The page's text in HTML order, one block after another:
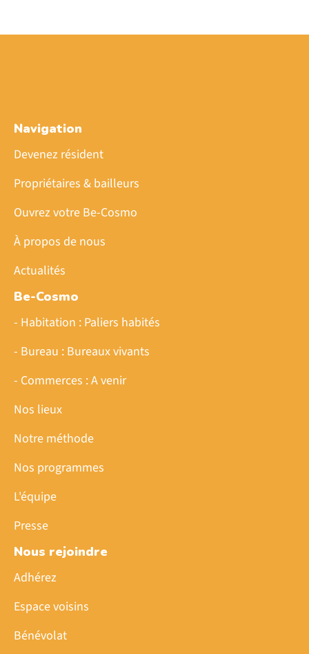
Navigation
Devenez résident
Propriétaires & bailleurs
Ouvrez votre Be-Cosmo
À propos de nous
Actualités
Be-Cosmo
- Habitation : Paliers habités
- Bureau : Bureaux vivants
- Commerces : A venir
Nos lieux
Notre méthode
Nos programmes
L'équipe
Presse
Nous rejoindre
Adhérez
Espace voisins
Bénévolat